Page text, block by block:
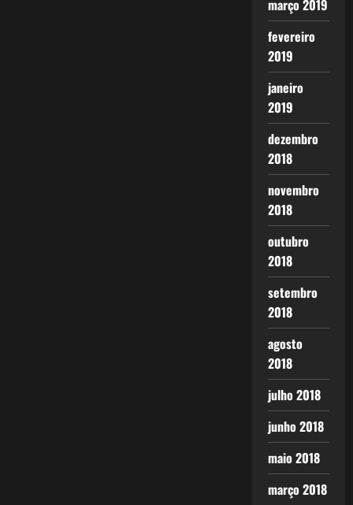
março 2019
fevereiro
2019
janeiro
2019
dezembro
2018
novembro
2018
outubro
2018
setembro
2018
agosto
2018
julho 2018
junho 2018
maio 2018
março 2018